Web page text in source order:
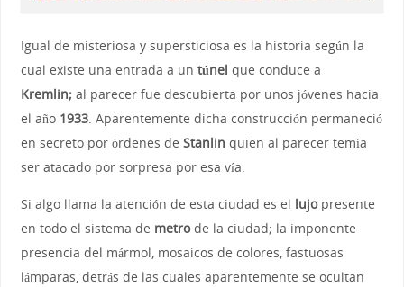
Igual de misteriosa y supersticiosa es la historia según la
cual existe una entrada a un túnel que conduce a
Kremlin; al parecer fue descubierta por unos jóvenes hacia
el año 1933. Aparentemente dicha construcción permaneció
en secreto por órdenes de Stanlin quien al parecer temía
ser atacado por sorpresa por esa vía.
Si algo llama la atención de esta ciudad es el lujopresente
en todo el sistema de metrode la ciudad; la imponente
presencia del mármol, mosaicos de colores, fastuosas
lámparas, detrás de las cuales aparentemente se ocultan